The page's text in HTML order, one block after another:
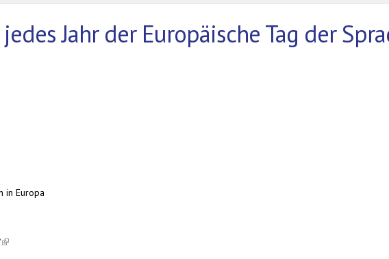
Jahr der Europäische Tag der
in Europa
(link is external)